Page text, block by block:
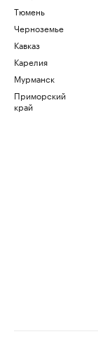
Тюмень
Черноземье
Кавказ
Карелия
Мурманск
Приморский
край